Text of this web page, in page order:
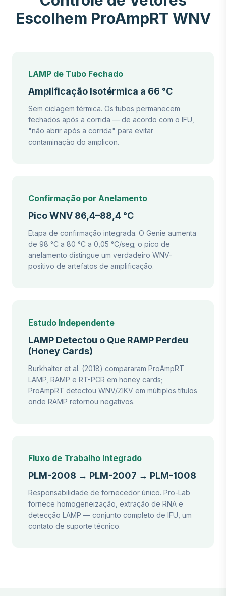
Escolhem ProAmpRT WNV
LAMP de Tubo Fechado
Amplificação Isotérmica a 66 °C
Sem ciclagem térmica. Os tubos permanecem
fechados após a corrida — de acordo com o IFU,
"não abrir após a corrida" para evitar
contaminação do amplicon.
Confirmação por Anelamento
Pico WNV 86,4–88,4 °C
Etapa de confirmação integrada. O Genie aumenta
de 98 °C a 80 °C a 0,05 °C/seg; o pico de
anelamento distingue um verdadeiro WNV-
positivo de artefatos de amplificação.
Estudo Independente
LAMP Detectou o Que RAMP Perdeu
(Honey Cards)
Burkhalter et al. (2018) compararam ProAmpRT
LAMP, RAMP e RT-PCR em honey cards;
ProAmpRT detectou WNV/ZIKV em múltiplos títulos
onde RAMP retornou negativos.
Fluxo de Trabalho Integrado
PLM-2008 → PLM-2007 → PLM-1008
Responsabilidade de fornecedor único. Pro-Lab
fornece homogeneização, extração de RNA e
detecção LAMP — conjunto completo de IFU, um
contato de suporte técnico.